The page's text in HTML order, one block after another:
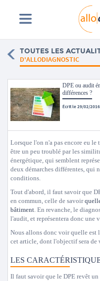
TOUTES LES
D'ALLODIAGNOSTIC
DPE ou audit
différences ?
Écrit le 29/02/2016
Lorsque l'on n'a pas encore eu le
être un peu troublé par les
énergétique, qui semblent
deux démarches différentes, qui
conditions.
Tout d'abord, il faut savoir que
en commun, celle de savoir
bâtiment. En revanche, le
l'audit, et représentera donc une
Nous allons donc voir quelle est
cet article, dont l'objectif sera de
LES
Il faut savoir que le DPE revêt